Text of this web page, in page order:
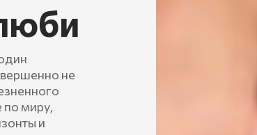
не
по миру,
и